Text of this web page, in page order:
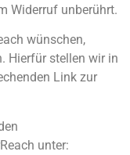
Widerruf unberührt.
wünschen,
Hierfür stellen wir in
Link zur
unter: